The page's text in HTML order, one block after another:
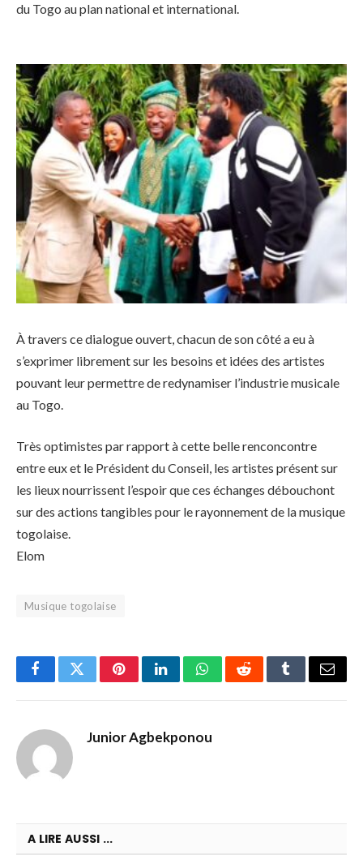
du Togo au plan national et international.
À travers ce dialogue ouvert, chacun de son côté a eu à
s’exprimer librement sur les besoins et idées des artistes
pouvant leur permettre de redynamiser l’industrie musicale
au Togo.
Très optimistes par rapport à cette belle renconcontre
entre eux et le Président du Conseil, les artistes présent sur
les lieux nourrissent l’espoir que ces échanges débouchont
sur des actions tangibles pour le rayonnement de la musique
togolaise.
Elom
Musique togolaise
FacebookTwitterPinterestLinkedInWhatsAppRedditTumblrEmail
Junior Agbekponou
A LIRE AUSSI ...